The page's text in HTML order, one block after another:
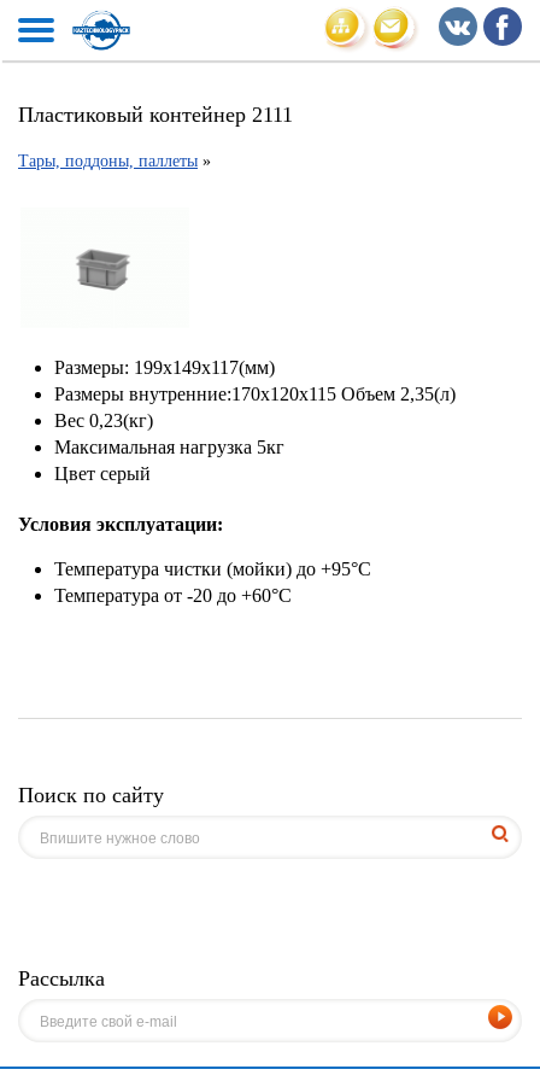
Пластиковый контейнер 2111
Тары, поддоны, паллеты »
Размеры: 199х149х117(мм)
Размеры внутренние:170х120х115 Объем 2,35(л)
Вес 0,23(кг)
Максимальная нагрузка 5кг
Цвет серый
Условия эксплуатации:
Температура чистки (мойки) до +95°С
Температура от -20 до +60°С
Поиск по сайту
Рассылка